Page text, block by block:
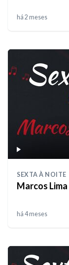
há 2 meses
SEXTA À NOITE
Marcos Lima
há 4 meses